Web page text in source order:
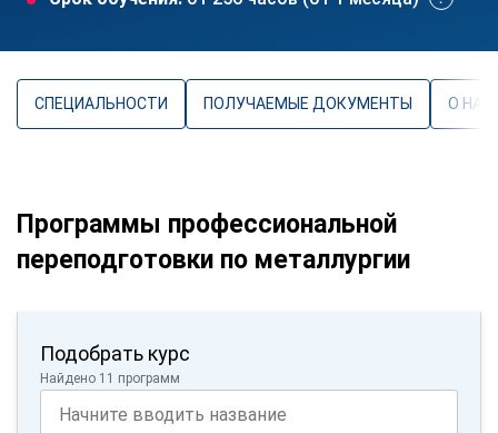
СПЕЦИАЛЬНОСТИ ПОЛУЧАЕМЫЕ ДОКУМЕНТЫ О
Программы профессиональной
переподготовки по металлургии
Подобрать курс
Найдено 11 программ